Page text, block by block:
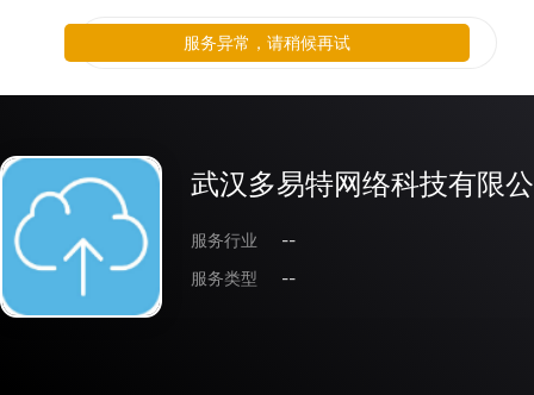
武汉多易特网络科技有限
服务行业
--
服务类型
--
服务异常，请稍候再试